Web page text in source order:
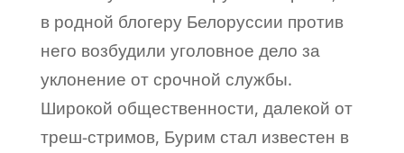
в родной блогеру Белоруссии против
него возбудили уголовное дело за
уклонение от срочной службы.
Широкой общественности, далекой от
треш-стримов, Бурим стал известен в